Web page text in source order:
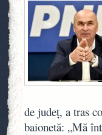
de județ, a tras
baionetă: „Mă